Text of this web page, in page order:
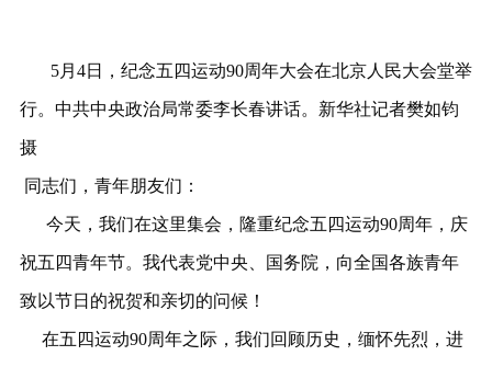
5月4日，纪念五四运动90周年大会在北京人民大会堂举
行。中共中央政治局常委李长春讲话。新华社记者樊如钧
摄
同志们，青年朋友们：
今天，我们在这里集会，隆重纪念五四运动90周年，庆
祝五四青年节。我代表党中央、国务院，向全国各族青年
致以节日的祝贺和亲切的问候！
在五四运动90周年之际，我们回顾历史，缅怀先烈，进